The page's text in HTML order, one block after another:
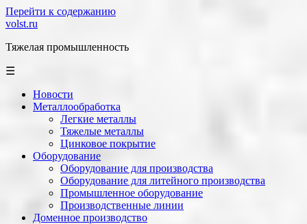
Перейти к содержанию
volst.ru
Тяжелая промышленность
☰
Новости
Металлообработка
Легкие металлы
Тяжелые металлы
Цинковое покрытие
Оборудование
Оборудование для производства
Оборудование для литейного производства
Промышленное оборудование
Производственные линии
Доменное производство